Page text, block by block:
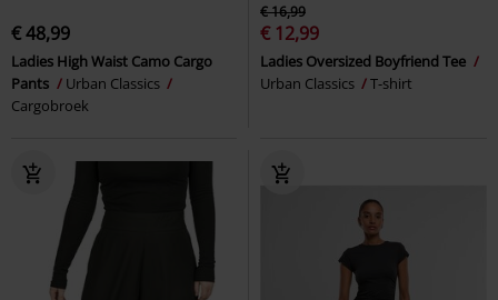
€ 48,99
Ladies High Waist Camo Cargo
Pants
Urban Classics
Cargobroek
€ 16,99
€ 12,99
Ladies Oversized Boyfriend Tee
Urban Classics
T-shirt